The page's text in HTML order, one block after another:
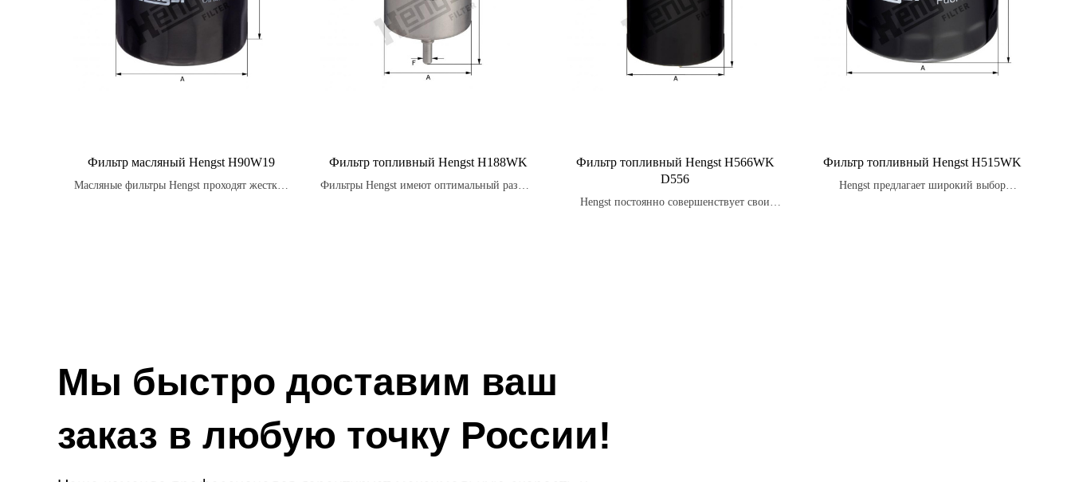
Фильтр масляный Hengst H90W19
Масляные фильтры Hengst проходят жесткие
Фильтр топливный Hengst H188WK
Фильтры Hengst имеют оптимальный размер
Фильтр топливный Hengst H566WK
D556
Hengst постоянно совершенствует свои
Фильтр топливный Hengst H515WK
Hengst предлагает широкий выбор
Мы быстро доставим ваш
заказ в любую точку России!